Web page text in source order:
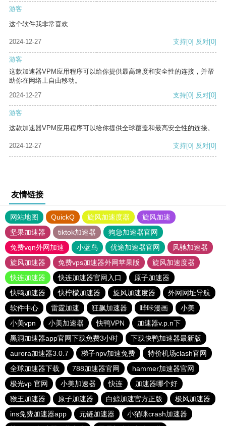
游客
这个软件我非常喜欢
2024-12-27 支持[0] 反对[0]
游客
这款加速器VPM应用程序可以给你提供最高速度和安全性的连接，并帮
助你在网络上自由移动。
2024-12-27
支持[0] 反对[0]
游客
这款加速器VPM应用程序可以给你提供全球覆盖和最高安全性的连接。
2024-12-27 支持[0] 反对[0]
友情链接
网站地图 QuickQ 旋风加速度器
旋风加速
坚果加速器
tiktok加速器
狗急加速器官网
免费vqn外网加速
小蓝鸟 优途加速器官网
风驰加速器
旋风加速器
免费vps加速器外网苹果版
旋风加速度器
快连加速器
快连加速器官网入口
原子加速器
快鸭加速器
快柠檬加速器 旋风加速度器
外网网址导航
软件中心
雷霆加速 狂飙加速器 哔咔漫画
小美
小美vpn
小美加速器 快鸭VPN
加速器v.p.n下
黑洞加速器app官网下载免费3小时
下载快鸭加速器最新版
aurora加速器3.0.7
梯子npv加速免费
特价机场clash官网
全球加速器下载
788加速器官网
hammer加速器官网
极光vp 官网
小美加速器 快连
加速器哪个好
猴王加速器
原子加速器 白鲸加速官方正版
极风加速器
ins免费加速器app
元链加速器
小猫咪crash加速器